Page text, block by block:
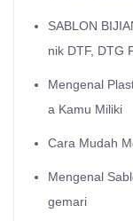
SABLON
nik DTF, DTG
Mengenal
a Kamu Miliki
Cara Mudah
Mengenal
gemari